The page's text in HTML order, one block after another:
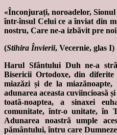
«Înconjurați, noroadelor,
într-însul Celui ce a înviat din
nostru, Care ne-a izbăvit pre
(Stihira Învierii, Vecernie, glas I)
Harul Sfântului Duh ne-a
Bisericii Ortodoxe, din
miazăzi și de la
adunarea aceasta cuviincioasă
toată-noaptea, a sinaxei
comunitate, într-o unitate, în
Adunarea noastră umple
pământului, întru care